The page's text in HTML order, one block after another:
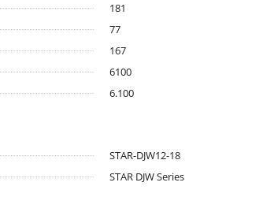
181
77
167
6100
6.100
STAR-DJW12-18
STAR DJW Series